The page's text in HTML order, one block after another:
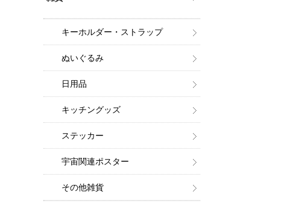
キーホルダー・ストラップ
ぬいぐるみ
日用品
キッチングッズ
ステッカー
宇宙関連ポスター
その他雑貨